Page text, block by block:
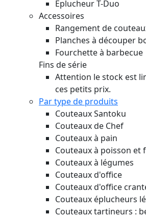
Eplucheur T-Duo
Accessoires
Rangement de
Planches à découper
Fourchette à barbecue
Fins de série
Attention le stock est
ces petits prix.
Par type de produits
Couteaux Santoku
Couteaux de Chef
Couteaux à pain
Couteaux à poisson et
Couteaux à légumes
Couteaux d'office
Couteaux d'office
Couteaux éplucheurs
Couteaux tartineurs :